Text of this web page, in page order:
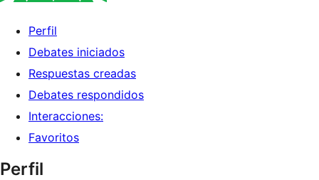
Perfil
Debates iniciados
Respuestas creadas
Debates respondidos
Interacciones:
Favoritos
Perfil